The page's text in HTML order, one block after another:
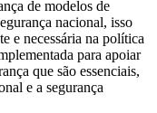
de modelos de
nacional, isso
e necessária na política
para apoiar
que são essenciais,
e a segurança